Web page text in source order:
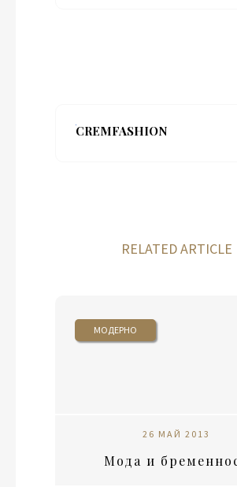
CREMFASHION
RELATED ARTICLE
МОДЕРНО
26 МАЙ 2013
Мода и